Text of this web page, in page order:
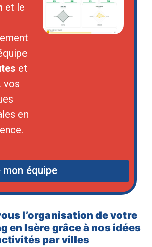
et le
et
vos
en
équipe
l’organisation de votre
en Isère grâce à nos idées
par villes